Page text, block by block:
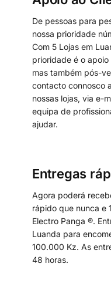
De pessoas para
nossa prioridade
Com 5 Lojas em
prioridade é o
mas também pós-
contacto connosco
nossas lojas, via e-
equipa de
ajudar.
Entregas
Agora poderá
rápido que nunca e
Electro Panga ®.
Luanda para
100.000 Kz. As
48 horas.